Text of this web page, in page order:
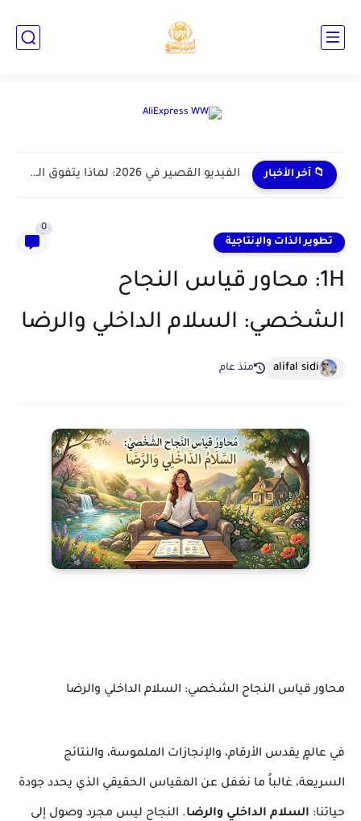
📁 آخر الأخبار
تطوير الذات والإنتاجية
0
1H: محاور قياس النجاح
الشخصي: السلام الداخلي والرضا
alifal sidi منذ عام
محاور قياس النجاح الشخصي: السلام الداخلي والرضا
​في عالمٍ يقدس الأرقام، والإنجازات الملموسة، والنتائج
السريعة، غالباً ما نغفل عن المقياس الحقيقي الذي يحدد جودة
حياتنا: السلام الداخلي والرضا. النجاح ليس مجرد وصول إلى